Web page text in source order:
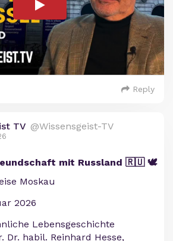
Reply
TV @Wissensgeist-TV
mit Russland 🇷🇺 🕊️
Moskau
2026
Lebensgeschichte
Dr. habil. Reinhard Hesse,